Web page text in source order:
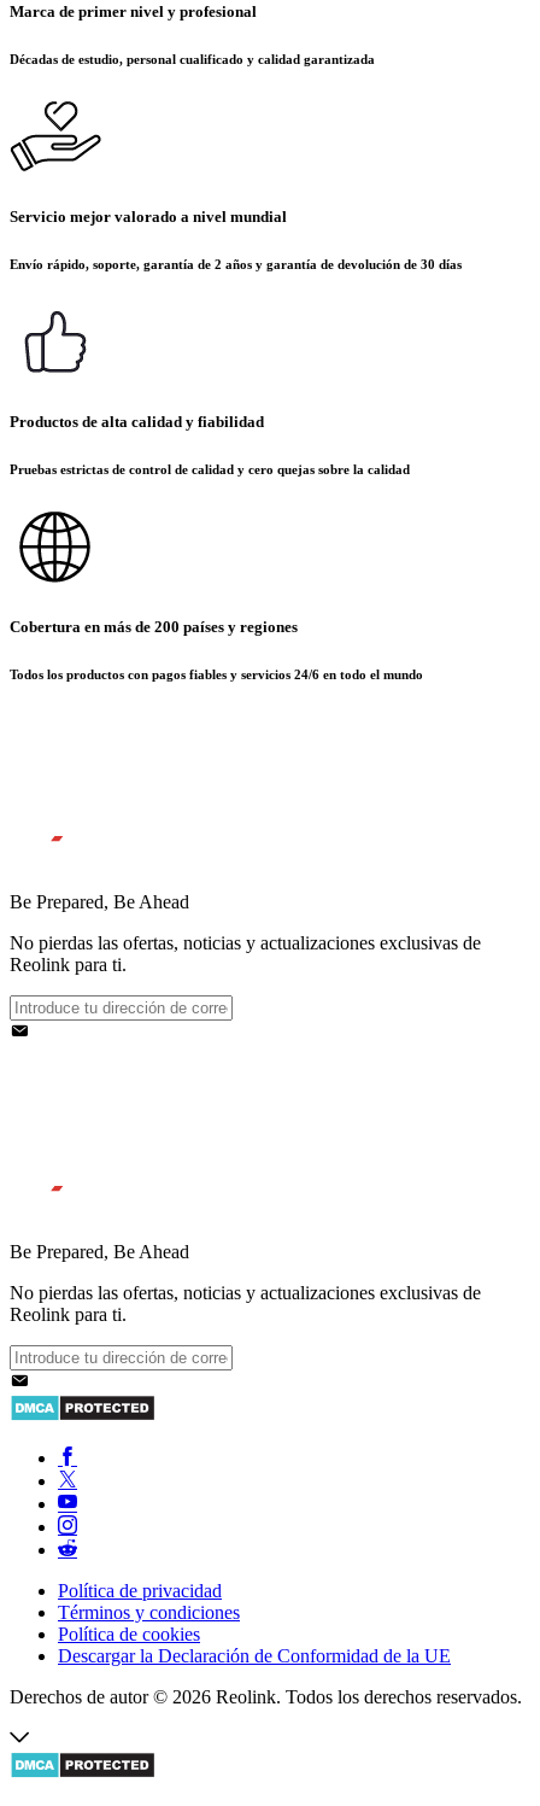
Marca de primer nivel y profesional
Décadas de estudio, personal cualificado y calidad garantizada
Servicio mejor valorado a nivel mundial
Envío rápido, soporte, garantía de 2 años y garantía de devolución de 30 días
Productos de alta calidad y fiabilidad
Pruebas estrictas de control de calidad y cero quejas sobre la calidad
Cobertura en más de 200 países y regiones
Todos los productos con pagos fiables y servicios 24/6 en todo el mundo
Be Prepared, Be Ahead
No pierdas las ofertas, noticias y actualizaciones exclusivas de
Reolink para ti.
Be Prepared, Be Ahead
No pierdas las ofertas, noticias y actualizaciones exclusivas de
Reolink para ti.
Política de privacidad
Términos y condiciones
Política de cookies
Descargar la Declaración de Conformidad de la UE
Derechos de autor © 2026 Reolink. Todos los derechos reservados.